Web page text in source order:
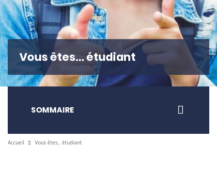
Vous êtes... étudiant
SOMMAIRE
Accueil Vous êtes... étudiant